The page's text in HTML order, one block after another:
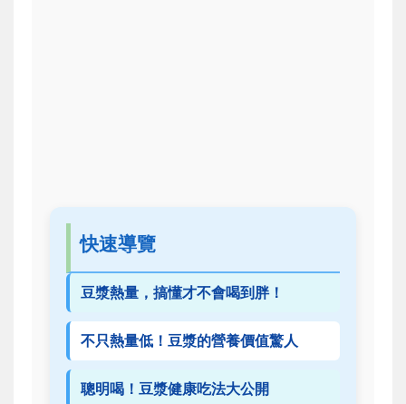
快速導覽
豆漿熱量，搞懂才不會喝到胖！
不只熱量低！豆漿的營養價值驚人
聰明喝！豆漿健康吃法大公開